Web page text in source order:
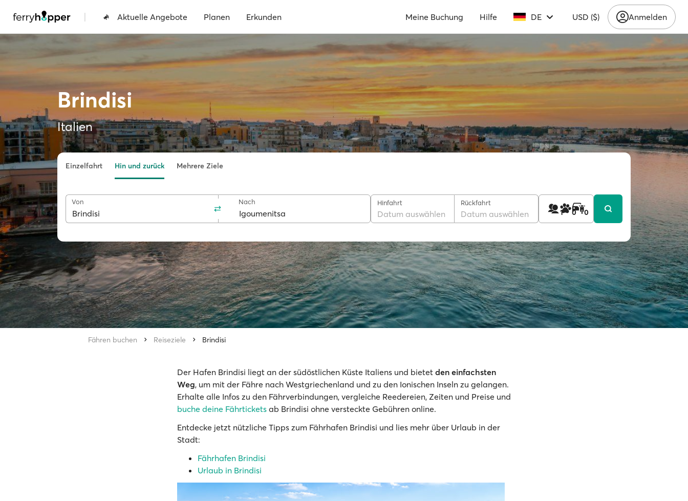
| Aktuelle Angebote Planen Erkunden Meine Buchung Hilfe DE USD ($) Anmelden
Brindisi
Italien
Einzelfahrt Hin und zurück Mehrere Ziele
Von Nach Hinfahrt
Datum auswählen
Rückfahrt
Datum auswählen 1 0 0
Fähren buchen Reiseziele Brindisi
Der Hafen Brindisi liegt an der südöstlichen Küste Italiens und bietet den einfachsten
Weg, um mit der Fähre nach Westgriechenland und zu den Ionischen Inseln zu gelangen.
Erhalte alle Infos zu den Fährverbindungen, vergleiche Reedereien, Zeiten und Preise und
buche deine Fährtickets ab Brindisi ohne versteckte Gebühren online.
Entdecke jetzt nützliche Tipps zum Fährhafen Brindisi und lies mehr über Urlaub in der
Stadt:
Fährhafen Brindisi
Urlaub in Brindisi